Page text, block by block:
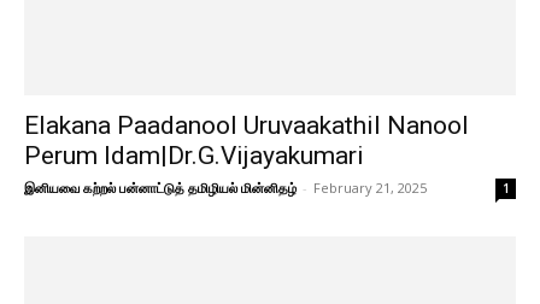
Elakana Paadanool Uruvaakathil Nanool
Perum Idam|Dr.G.Vijayakumari
இனியவை கற்றல் பன்னாட்டுத் தமிழியல் மின்னிதழ் - February 21, 2025 1